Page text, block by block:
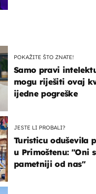
POKAŽITE ŠTO ZNATE!
Samo pravi
mogu riješiti ovaj
ijedne pogreške
JESTE LI PROBALI?
Turisticu oduševila
u Primoštenu: "Oni
pametniji od nas"